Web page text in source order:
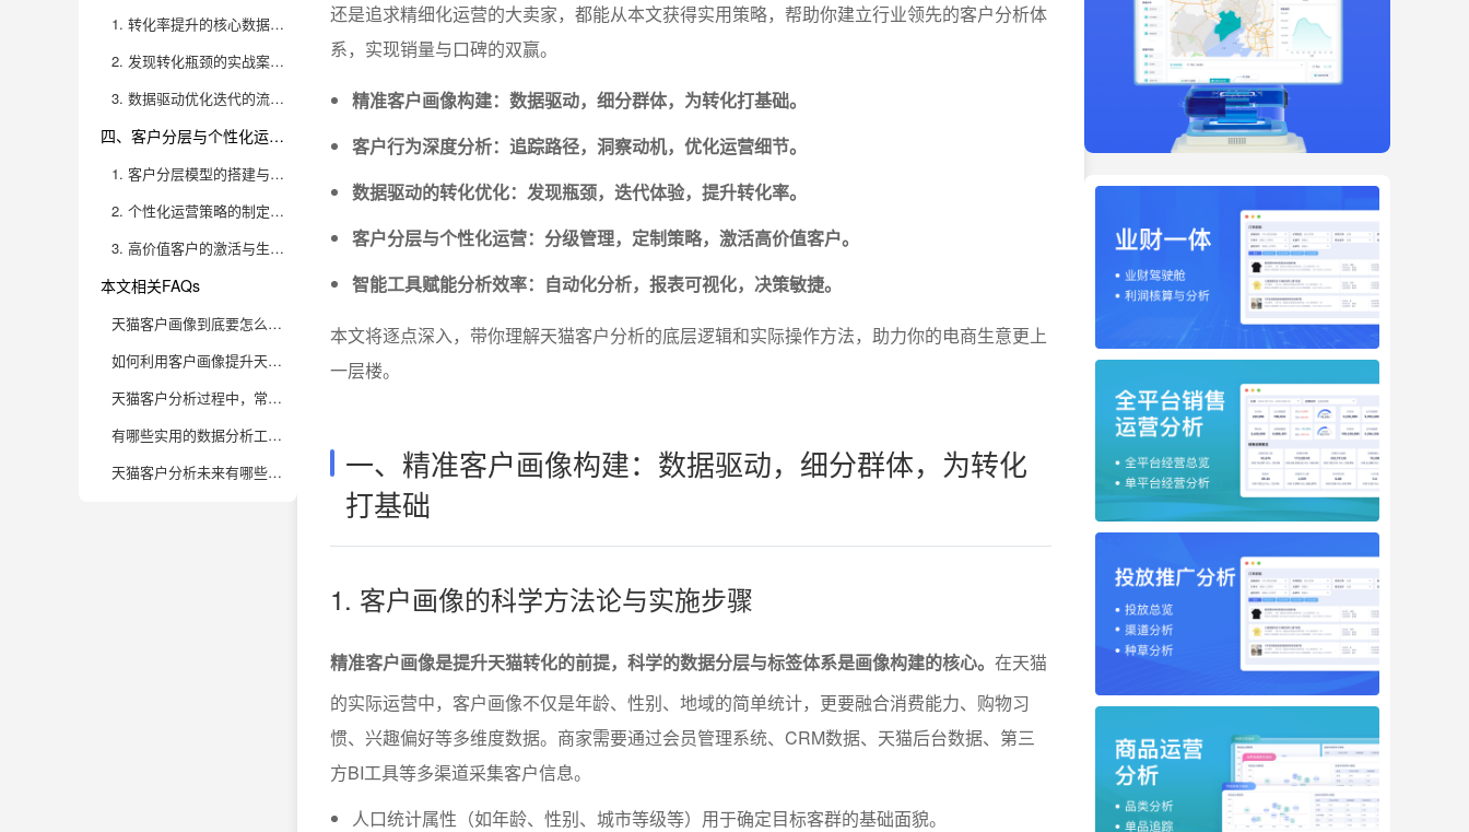
1. 转化率提升的核心数据指标与分析方法
2. 发现转化瓶颈的实战案例与解决方案
3. 数据驱动优化迭代的流程体系与落地建议
四、客户分层与个性化运营：分级管理，定制策略，激活高价值客户
1. 客户分层模型的搭建与应用场景
2. 个性化运营策略的制定与落地方法
3. 高价值客户的激活与生命周期管理
本文相关FAQs
天猫客户画像到底要怎么精准描绘？都需要采集哪些关键数据？
如何利用客户画像提升天猫店铺转化率？
天猫客户分析过程中，常见的误区有哪些？如何避免？
有哪些实用的数据分析工具和方法，适合天猫商家做客户画像和转化提升？
天猫客户分析未来有哪些新趋势值得关注？
还是追求精细化运营的大卖家，都能从本文获得实用策略，帮助你建立行业领先的客户分析体
系，实现销量与口碑的双赢。
精准客户画像构建：数据驱动，细分群体，为转化打基础。
客户行为深度分析：追踪路径，洞察动机，优化运营细节。
数据驱动的转化优化：发现瓶颈，迭代体验，提升转化率。
客户分层与个性化运营：分级管理，定制策略，激活高价值客户。
智能工具赋能分析效率：自动化分析，报表可视化，决策敏捷。
本文将逐点深入，带你理解天猫客户分析的底层逻辑和实际操作方法，助力你的电商生意更上
一层楼。
一、精准客户画像构建：数据驱动，细分群体，为转化
打基础
1. 客户画像的科学方法论与实施步骤
精准客户画像是提升天猫转化的前提，科学的数据分层与标签体系是画像构建的核心。 在天猫
的实际运营中，客户画像不仅是年龄、性别、地域的简单统计，更要融合消费能力、购物习
惯、兴趣偏好等多维度数据。商家需要通过会员管理系统、CRM数据、天猫后台数据、第三
方BI工具等多渠道采集客户信息。
人口统计属性（如年龄、性别、城市等级等）用于确定目标客群的基础面貌。